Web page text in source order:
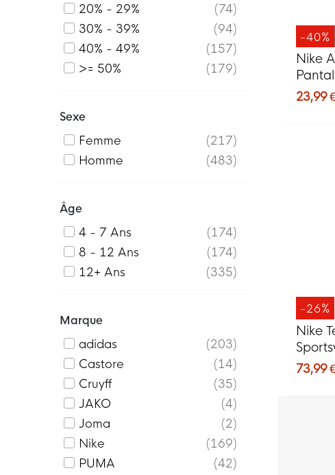
-40%
Nike
23,99 €
-26%
Nike
73,99 €
20% - 29%
74
30% - 39%
94
40% - 49%
157
>= 50%
179
Sexe
Femme
217
Homme
483
Âge
4 - 7 Ans
174
8 - 12 Ans
174
12+ Ans
335
Marque
adidas
203
Castore
14
Cruyff
35
JAKO
4
Joma
2
Nike
169
PUMA
42